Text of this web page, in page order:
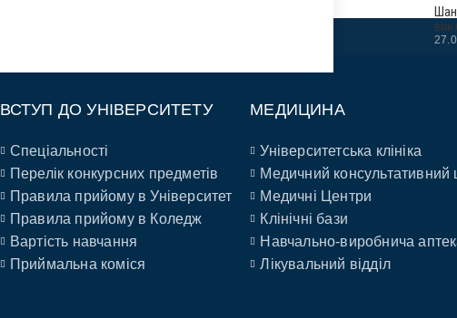
ВСТУП ДО УНІВЕРСИТЕТУ
Спеціальності
Перелік конкурсних предметів
Правила прийому в Університет
Правила прийому в Коледж
Вартість навчання
Приймальна коміся
МЕДИЦИНА
Університетська клініка
Медичний консультативний
Медичні Центри
Клінічні бази
Навчально-виробнича
Лікувальний відділ